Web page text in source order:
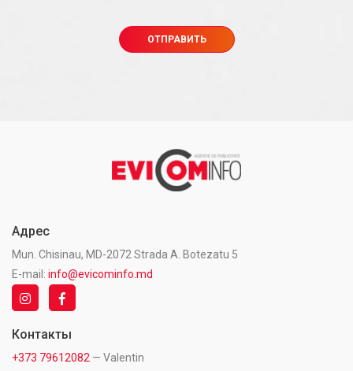
Адрес
Mun. Chisinau, MD-2072 Strada A. Botezatu 5
E-mail: info@evicominfo.md
Контакты
+373 79612082 — Valentin